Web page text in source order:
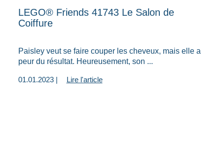
LEGO® Friends 41743 Le Salon de
Coiffure
Paisley veut se faire couper les cheveux, mais elle a
peur du résultat. Heureusement, son ...
01.01.2023 | Lire l'article